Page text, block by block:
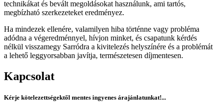
technikákat és bevált megoldásokat használunk, ami tartós,
megbízható szerkezeteket eredményez.
Ha mindezek ellenére, valamilyen hiba történne vagy probléma
adódna a végeredménnyel, hívjon minket, és csapatunk kérdés
nélkül visszamegy Sarródra a kivitelezés helyszínére és a problémát
a lehető leggyorsabban javítja, természetesen díjmentesen.
Kapcsolat
Kérje kötelezettségektől mentes ingyenes árajánlatunkat!...